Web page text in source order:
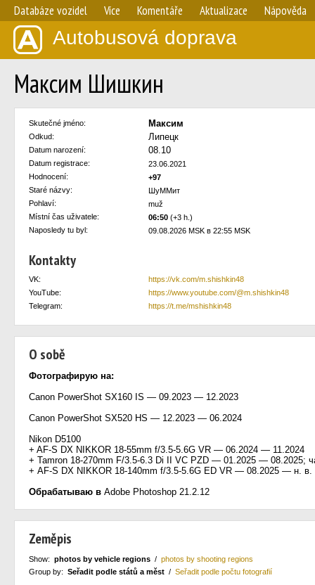
Databáze vozidel Více Komentáře Aktualizace Nápověda
Autobusová doprava
Максим Шишкин
Skutečné jméno: Максим
Odkud: Липецк
Datum narození: 08.10
Datum registrace:
23.06.2021
Hodnocení:
+97
Staré názvy:
ШуММит
Pohlaví:
muž
Místní čas uživatele:
06:50 (+3 h.)
Naposledy tu byl:
09.08.2026 MSK в 22:55 MSK
Kontakty
VK:
https://vk.com/m.shishkin48
YouTube:
https://www.youtube.com/@m.shishkin48
Telegram:
https://t.me/mshishkin48
O sobě
Фотографирую на:
Canon PowerShot SX160 IS — 09.2023 — 12.2023
Canon PowerShot SX520 HS — 12.2023 — 06.2024
Nikon D5100
+ AF-S DX NIKKOR 18-55mm f/3.5-5.6G VR — 06.2024 — 11.2024
+ Tamron 18-270mm F/3.5-6.3 Di II VC PZD — 01.2025 — 08.2025;
+ AF-S DX NIKKOR 18-140mm f/3.5-5.6G ED VR — 08.2025 — н. в.
Обрабатываю в Adobe Photoshop 21.2.12
Zeměpis
Show: photos by vehicle regions / photos by shooting regions
Group by: Seřadit podle států a měst / Seřadit podle počtu fotografií